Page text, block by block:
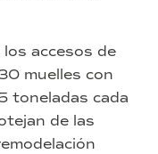
accesos de
muelles con
toneladas cada
de las